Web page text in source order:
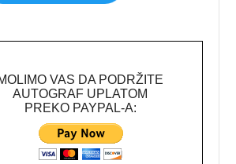
VAS DA PODRŽITE
AUTOGRAF UPLATOM
PREKO PAYPAL-A: